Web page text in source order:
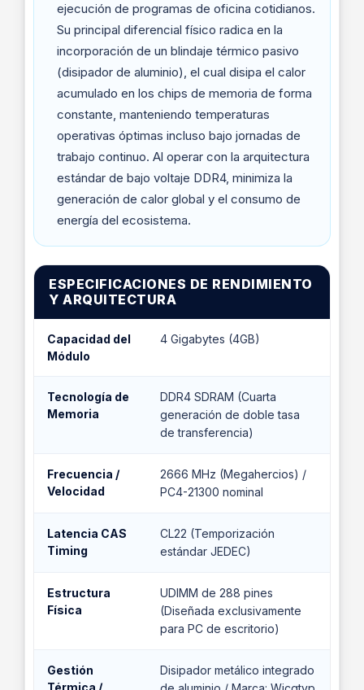
ejecución de programas de oficina cotidianos.
Su principal diferencial físico radica en la
incorporación de un blindaje térmico pasivo
(disipador de aluminio), el cual disipa el calor
acumulado en los chips de memoria de forma
constante, manteniendo temperaturas
operativas óptimas incluso bajo jornadas de
trabajo continuo. Al operar con la arquitectura
estándar de bajo voltaje DDR4, minimiza la
generación de calor global y el consumo de
energía del ecosistema.
ESPECIFICACIONES DE RENDIMIENTO
Y ARQUITECTURA
Capacidad del
Módulo
4 Gigabytes (4GB)
Tecnología de
Memoria
DDR4 SDRAM (Cuarta
generación de doble tasa
de transferencia)
Frecuencia /
Velocidad
2666 MHz (Megahercios) /
PC4-21300 nominal
Latencia CAS
Timing
CL22 (Temporización
estándar JEDEC)
Estructura
Física
UDIMM de 288 pines
(Diseñada exclusivamente
para PC de escritorio)
Gestión
Térmica /
Disipador metálico integrado